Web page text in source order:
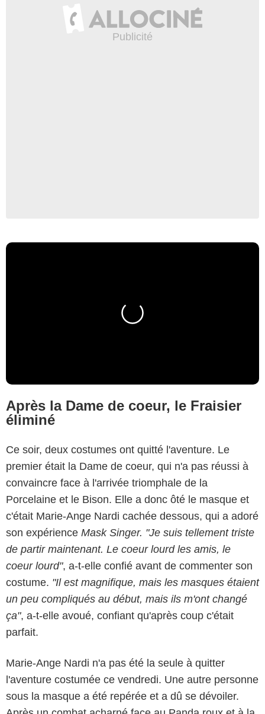
Après la Dame de coeur, le Fraisier
éliminé
Ce soir, deux costumes ont quitté l'aventure. Le
premier était la Dame de coeur, qui n'a pas réussi à
convaincre face à l'arrivée triomphale de la
Porcelaine et le Bison. Elle a donc ôté le masque et
c'était Marie-Ange Nardi cachée dessous, qui a adoré
son expérience Mask Singer. "Je suis tellement triste
de partir maintenant. Le coeur lourd les amis, le
coeur lourd", a-t-elle confié avant de commenter son
costume. "Il est magnifique, mais les masques étaient
un peu compliqués au début, mais ils m'ont changé
ça", a-t-elle avoué, confiant qu'après coup c'était
parfait.
Marie-Ange Nardi n'a pas été la seule à quitter
l'aventure costumée ce vendredi. Une autre personne
sous la masque a été repérée et a dû se dévoiler.